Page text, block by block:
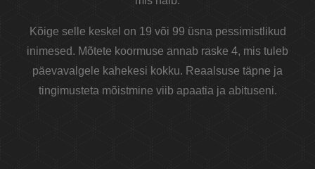
Kõige selle keskel on 19 või 99 üsna pessimistlikud
inimesed. Mõtete koormuse annab raske 4, mis tuleb
päevavalgele kahekesi kokku. Reaalsuse täpne ja
tingimusteta mõistmine viib apaatia ja abituseni.